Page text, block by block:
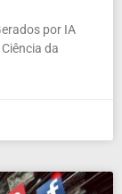
por IA
da